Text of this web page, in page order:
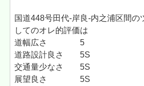
国道448号田代-岸良-内之浦区間の
してのオレ的評価は
道幅広さ 5
道路設計良さ 5S
交通量少なさ 5S
展望良さ 5S